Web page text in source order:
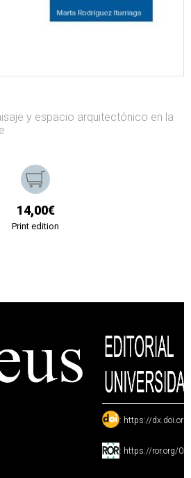
y espacio arquitectónico en la
14,00€
Print edition
: https://
: https://ror.org/